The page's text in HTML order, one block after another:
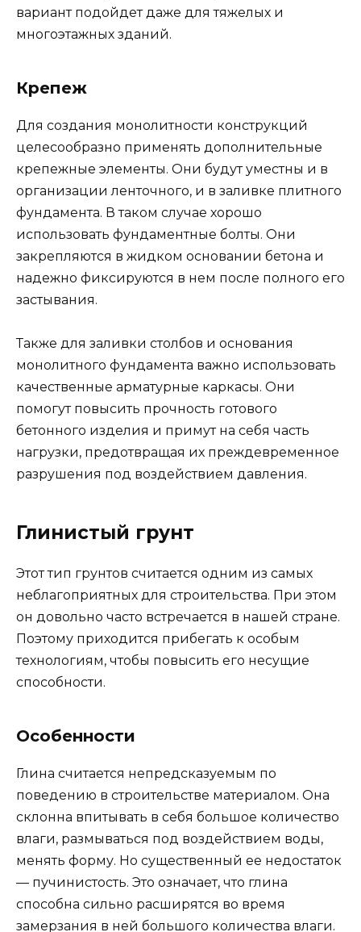
вариант подойдет даже для тяжелых и
многоэтажных зданий.
Крепеж
Для создания монолитности конструкций
целесообразно применять дополнительные
крепежные элементы. Они будут уместны и в
организации ленточного, и в заливке плитного
фундамента. В таком случае хорошо
использовать фундаментные болты. Они
закрепляются в жидком основании бетона и
надежно фиксируются в нем после полного его
застывания.
Также для заливки столбов и основания
монолитного фундамента важно использовать
качественные арматурные каркасы. Они
помогут повысить прочность готового
бетонного изделия и примут на себя часть
нагрузки, предотвращая их преждевременное
разрушения под воздействием давления.
Глинистый грунт
Этот тип грунтов считается одним из самых
неблагоприятных для строительства. При этом
он довольно часто встречается в нашей стране.
Поэтому приходится прибегать к особым
технологиям, чтобы повысить его несущие
способности.
Особенности
Глина считается непредсказуемым по
поведению в строительстве материалом. Она
склонна впитывать в себя большое количество
влаги, размываться под воздействием воды,
менять форму. Но существенный ее недостаток
— пучинистость. Это означает, что глина
способна сильно расширятся во время
замерзания в ней большого количества влаги.